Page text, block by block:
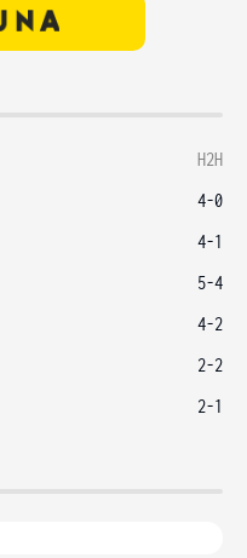
H2H
4-0
4-1
5-4
4-2
2-2
2-1